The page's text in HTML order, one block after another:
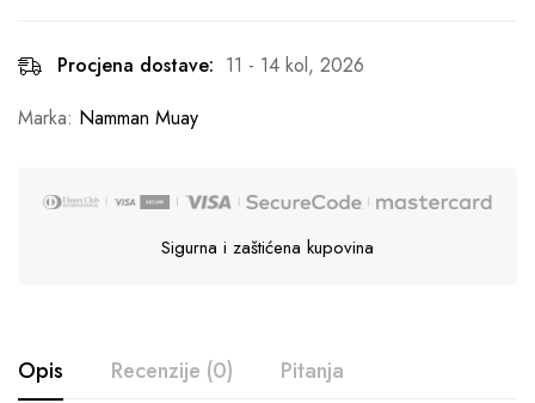
Procjena dostave: 11 - 14 kol, 2026
Marka: Namman Muay
Sigurna i zaštićena kupovina
Opis Recenzije (0) Pitanja